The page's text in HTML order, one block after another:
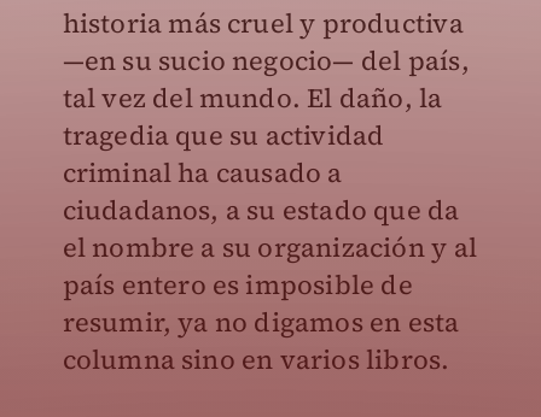
historia más cruel y productiva
—en su sucio negocio— del país,
tal vez del mundo. El daño, la
tragedia que su actividad
criminal ha causado a
ciudadanos, a su estado que da
el nombre a su organización y al
país entero es imposible de
resumir, ya no digamos en esta
columna sino en varios libros.